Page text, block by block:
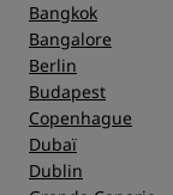
Bangkok
Bangalore
Berlin
Budapest
Copenhague
Dubaï
Dublin